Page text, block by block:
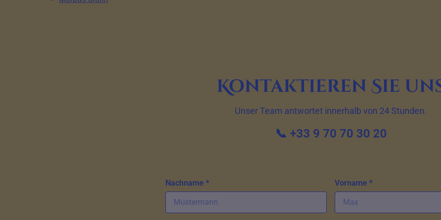
Kontaktieren Sie
Unser Team antwortet innerhalb von 24 Stunden.
📞 +33 9 70 70 30 20
Nachname * Vorname *